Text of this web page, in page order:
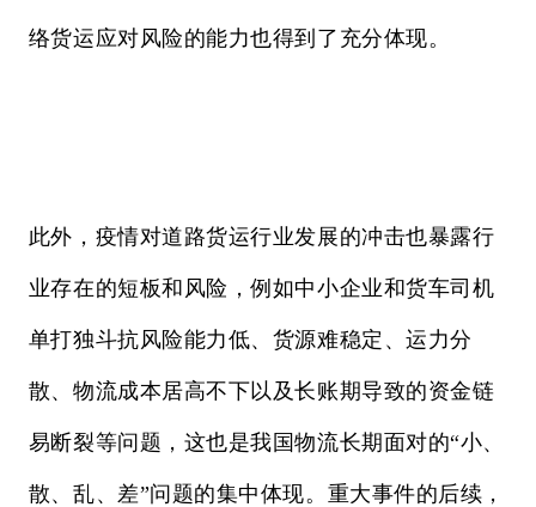
络货运应对风险的能力也得到了充分体现。
此外，疫情对道路货运行业发展的冲击也暴露行
业存在的短板和风险，例如中小企业和货车司机
单打独斗抗风险能力低、货源难稳定、运力分
散、物流成本居高不下以及长账期导致的资金链
易断裂等问题，这也是我国物流长期面对的“小、
散、乱、差”问题的集中体现。重大事件的后续，